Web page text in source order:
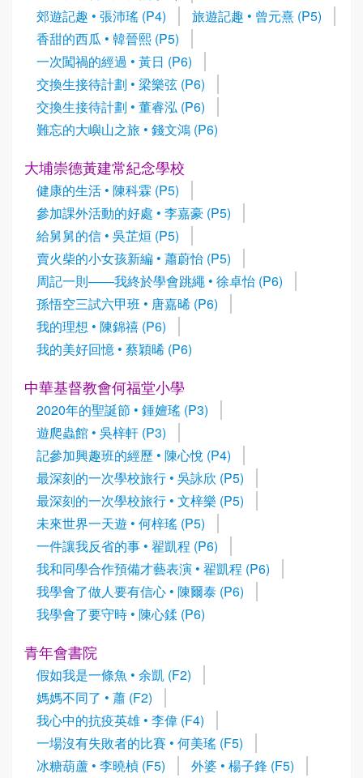
郊遊記趣 • 張沛瑤 (P4)
旅遊記趣 • 曾元熹 (P5)
香甜的西瓜 • 韓晉熙 (P5)
一次闖禍的經過 • 黃日 (P6)
交換生接待計劃 • 梁樂弦 (P6)
交換生接待計劃 • 董睿泓 (P6)
難忘的大嶼山之旅 • 錢文鴻 (P6)
大埔崇德黃建常紀念學校
健康的生活 • 陳科霖 (P5)
參加課外活動的好處 • 李嘉豪 (P5)
給舅舅的信 • 吳芷烜 (P5)
賣火柴的小女孩新編 • 蕭蔚怡 (P5)
周記一則——我終於學會跳繩 • 徐卓怡 (P6)
孫悟空三試六甲班 • 唐嘉晞 (P6)
我的理想 • 陳錦禧 (P6)
我的美好回憶 • 蔡穎晞 (P6)
中華基督教會何福堂小學
2020年的聖誕節 • 鍾嬗瑤 (P3)
遊爬蟲館 • 吳梓軒 (P3)
記參加興趣班的經歷 • 陳心悅 (P4)
最深刻的一次學校旅行 • 吳詠欣 (P5)
最深刻的一次學校旅行 • 文梓樂 (P5)
未來世界一天遊 • 何梓瑤 (P5)
一件讓我反省的事 • 翟凱程 (P6)
我和同學合作預備才藝表演 • 翟凱程 (P6)
我學會了做人要有信心 • 陳爾泰 (P6)
我學會了要守時 • 陳心鍒 (P6)
青年會書院
假如我是一條魚 • 余凱 (F2)
媽媽不同了 • 蕭 (F2)
我心中的抗疫英雄 • 李偉 (F4)
一場沒有失敗者的比賽 • 何美瑤 (F5)
冰糖葫蘆 • 李曉楨 (F5)
外婆 • 楊子鋒 (F5)